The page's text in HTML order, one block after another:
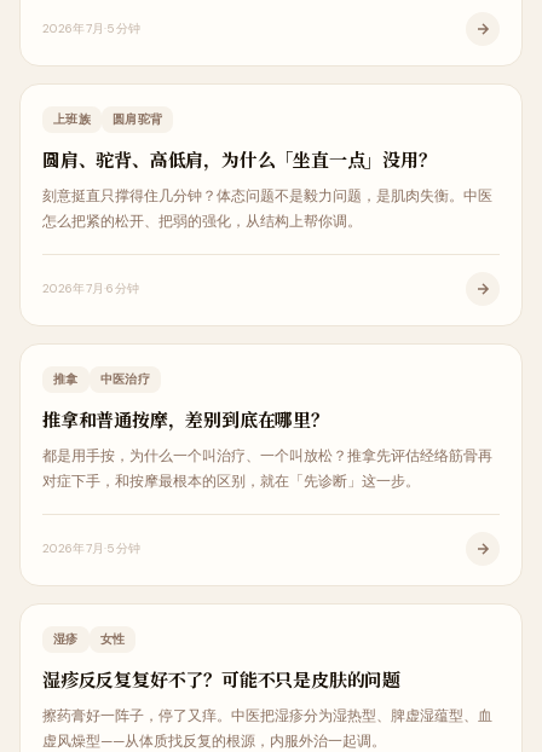
2026年7月 5分钟
体态矫正
上班族 圆肩驼背
圆肩、驼背、高低肩，为什么「坐直一点」没用？
刻意挺直只撑得住几分钟？体态问题不是毅力问题，是肌肉失衡。中医
怎么把紧的松开、把弱的强化，从结构上帮你调。
2026年7月6分钟
中医治疗
推拿 中医治疗
推拿和普通按摩，差别到底在哪里？
都是用手按，为什么一个叫治疗、一个叫放松？推拿先评估经络筋骨再
对症下手，和按摩最根本的区别，就在「先诊断」这一步。
2026年7月 5分钟
皮肤美容
湿疹 女性
湿疹反反复复好不了？可能不只是皮肤的问题
擦药膏好一阵子，停了又痒。中医把湿疹分为湿热型、脾虚湿蕴型、血
虚风燥型——从体质找反复的根源，内服外治一起调。